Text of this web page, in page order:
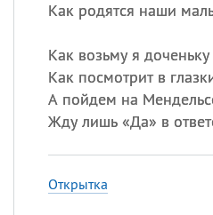
Как родятся наши
Как возьму я
Как посмотрит в
А пойдем на
Жду лишь «Да» в
Открытка